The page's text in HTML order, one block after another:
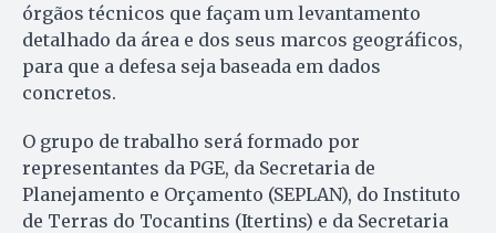
órgãos técnicos que façam um levantamento
detalhado da área e dos seus marcos geográficos,
para que a defesa seja baseada em dados
concretos.
O grupo de trabalho será formado por
representantes da PGE, da Secretaria de
Planejamento e Orçamento (SEPLAN), do Instituto
de Terras do Tocantins (Itertins) e da Secretaria